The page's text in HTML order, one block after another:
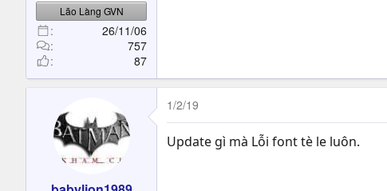
Lão Làng GVN
26/11/06
757
87
1/2/19
Update gì mà Lỗi font tè le luôn.